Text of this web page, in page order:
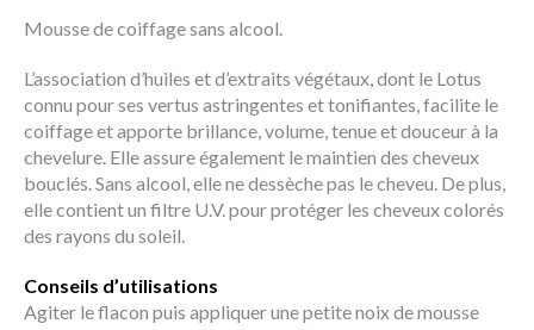
Mousse de coiffage sans alcool.
L’association d’huiles et d’extraits végétaux, dont le Lotus
connu pour ses vertus astringentes et tonifiantes, facilite le
coiffage et apporte brillance, volume, tenue et douceur à la
chevelure. Elle assure également le maintien des cheveux
bouclés. Sans alcool, elle ne dessèche pas le cheveu. De plus,
elle contient un filtre U.V. pour protéger les cheveux colorés
des rayons du soleil.
Conseils d’utilisations
Agiter le flacon puis appliquer une petite noix de mousse